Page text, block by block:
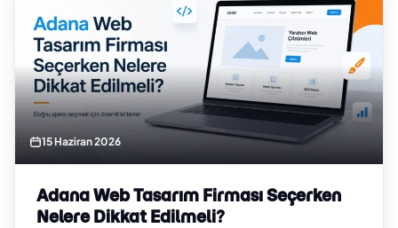
15 Haziran 2026
Adana Web Tasarım Firması Seçerken
Nelere Dikkat Edilmeli?